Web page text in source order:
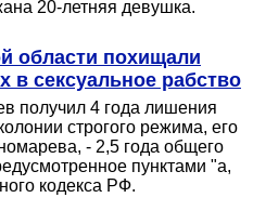
20-летняя девушка.
области похищали
в сексуальное рабство
получил 4 года лишения
строгого режима, его
- 2,5 года общего
пунктами "а,
кодекса РФ.